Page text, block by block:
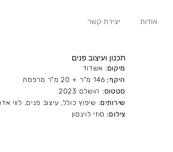
אודות יצירת קשר
תכנון ועיצוב פנים
מיקום: אשדוד
היקף: 146 מ"ר + 20 מ"ר מרפסת
סטטוס: הושלם 2023
שירותים: שיפוץ כולל, עיצוב פנים, לווי
צילום: סוזי לוינסון